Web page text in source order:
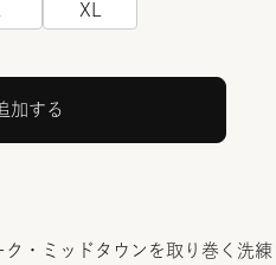
XL
加する
・ミッドタウンを取り巻く洗練